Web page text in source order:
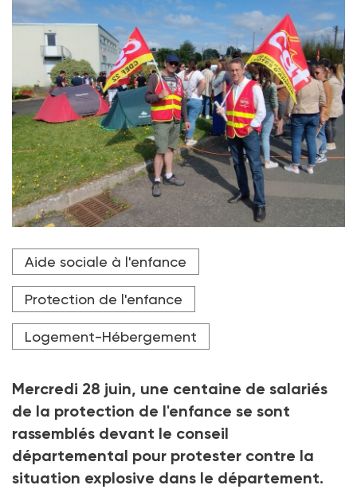
En grève depuis le 22 juin, les professionnels du centre
ont décidé de venir manifester le 28 juin devant les
Crédit photo Stéphane Morel, secrétaire général CGT
Aide sociale à l'enfance
Protection de l'enfance
Logement-Hébergement
Mercredi 28 juin, une centaine de salariés
de la protection de l'enfance se sont
rassemblés devant le conseil
départemental pour protester contre la
situation explosive dans le département.